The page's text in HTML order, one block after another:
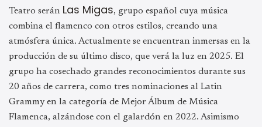
Teatro serán Las Migas, grupo español cuya música
combina el flamenco con otros estilos, creando una
atmósfera única. Actualmente se encuentran inmersas en la
producción de su último disco, que verá la luz en 2025. El
grupo ha cosechado grandes reconocimientos durante sus
20 años de carrera, como tres nominaciones al Latin
Grammy en la categoría de Mejor Álbum de Música
Flamenca, alzándose con el galardón en 2022. Asimismo